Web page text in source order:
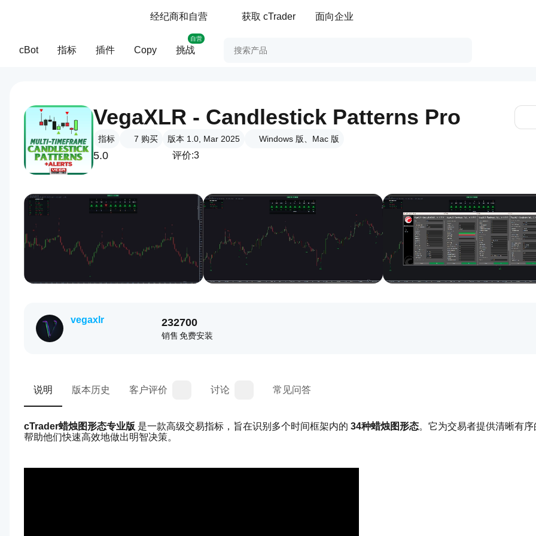
经纪商和自营 获取 cTrader 面向企业
cBot 指标 插件 Copy 挑战
自营
VegaXLR - Candlestick Patterns Pro
指标 7 购买 版本 1.0, Mar 2025 Windows 版、Mac 版
5.0 评价:3
vegaxlr 232
销售
700
免费安装
说明 版本历史 客户评价 讨论 常见问答
cTrader蜡烛图形态专业版 是一款高级交易指标，旨在识别多个时间框架内的 34种蜡烛图形态。它为交易者提供清晰有
帮助他们快速高效地做出明智决策。